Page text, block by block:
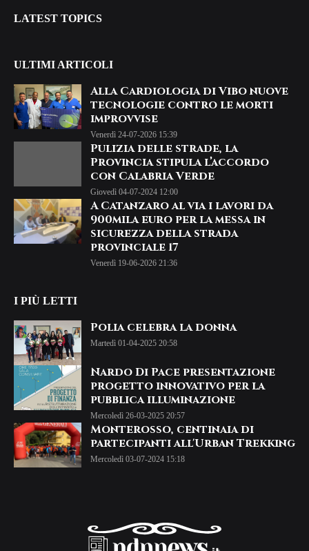
LATEST TOPICS
ULTIMI ARTICOLI
Alla Cardiologia di Vibo nuove
tecnologie contro le morti
improvvise
Venerdì 24-07-2026 15:39
Pulizia delle strade, la
Provincia stipula l’accordo
con Calabria Verde
Giovedì 04-07-2024 12:00
A Catanzaro al via i lavori da
900mila euro per la messa in
sicurezza della strada
provinciale 17
Venerdì 19-06-2026 21:36
I PIÙ LETTI
Polia celebra la donna
Martedì 01-04-2025 20:58
Nardo Di Pace presentazione
progetto innovativo per la
pubblica illuminazione
Mercoledì 26-03-2025 20:57
Monterosso, centinaia di
partecipanti all'Urban Trekking
Mercoledì 03-07-2024 15:18